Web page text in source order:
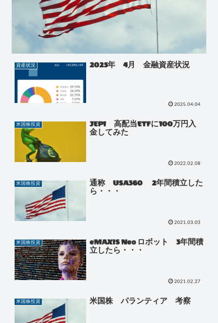
資産状況 2025年 4月 金融資産状況
2025.04.04
米国株投資
JEPI 高配当ETFに100万円入
金してみた
2022.02.08
米国株投資
通称 USA360 2年間積立した
ら・・・
2021.03.03
米国株投資
eMAXIS Neo ロボット 3年間積
立したら・・・
2021.02.27
米国株投資 米国株 パランティア 考察